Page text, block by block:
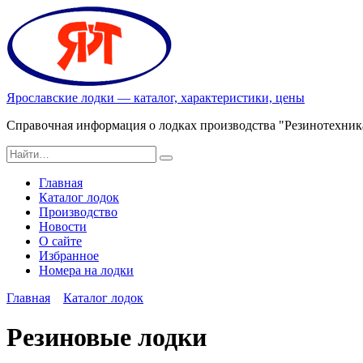
Перейти
содержанию
Ярославские лодки — каталог, характеристики, цены
Справочная информация о лодках производства
Search
for:
Главная
Каталог лодок
Производство
Новости
О сайте
Избранное
Номера на лодки
Главная
Каталог лодок
Резиновые лодки